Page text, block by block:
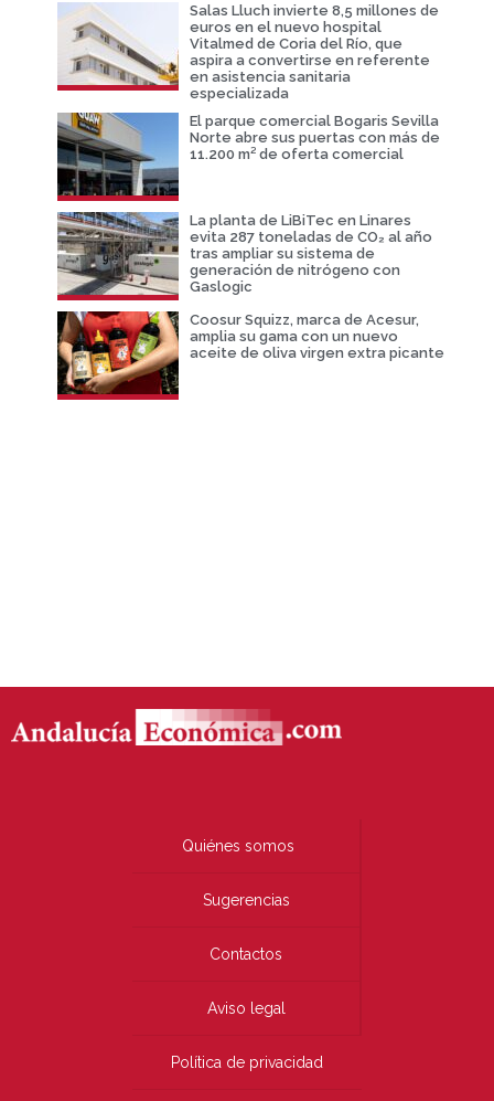
Salas Lluch invierte 8,5 millones de
euros en el nuevo hospital
Vitalmed de Coria del Río, que
aspira a convertirse en referente
en asistencia sanitaria
especializada
El parque comercial Bogaris Sevilla
Norte abre sus puertas con más de
11.200 m² de oferta comercial
La planta de LiBiTec en Linares
evita 287 toneladas de CO₂ al año
tras ampliar su sistema de
generación de nitrógeno con
Gaslogic
Coosur Squizz, marca de Acesur,
amplia su gama con un nuevo
aceite de oliva virgen extra picante
Quiénes somos
Sugerencias
Contactos
Aviso legal
Política de privacidad